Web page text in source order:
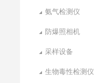
氨气检测仪
防爆照相机
采样设备
生物毒性检测仪